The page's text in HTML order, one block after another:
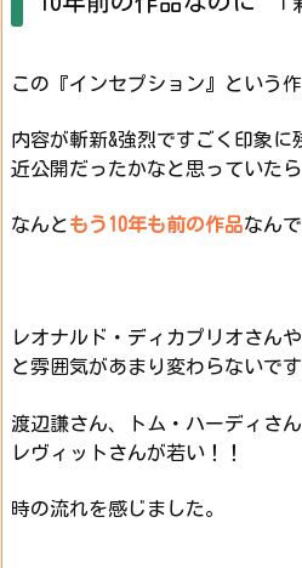
この『インセプション』という作
内容が斬新&強烈ですごく印象
近公開だったかなと思っていたら
なんともう10年も前の作品なん
レオナルド・ディカプリオさん
と雰囲気があまり変わらないで
渡辺謙さん、トム・ハーディさ
レヴィットさんが若い！！
時の流れを感じました。